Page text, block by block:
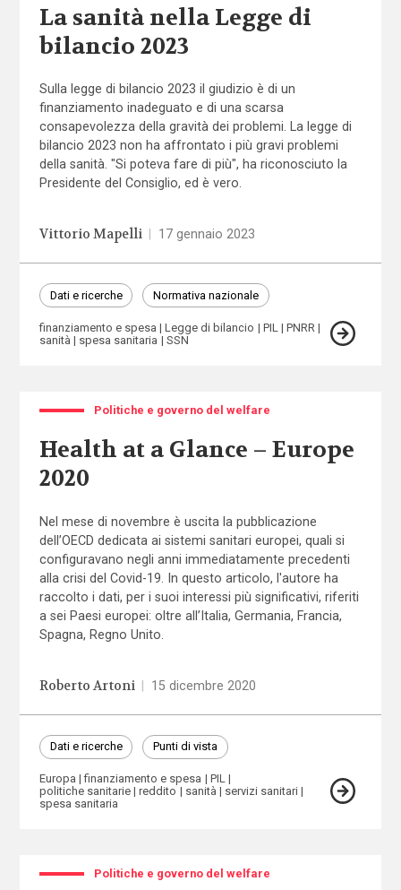
La sanità nella Legge di
bilancio 2023
Sulla legge di bilancio 2023 il giudizio è di un
finanziamento inadeguato e di una scarsa
consapevolezza della gravità dei problemi. La legge di
bilancio 2023 non ha affrontato i più gravi problemi
della sanità. "Si poteva fare di più", ha riconosciuto la
Presidente del Consiglio, ed è vero.
Vittorio Mapelli 17 gennaio 2023
Dati e ricerche Normativa nazionale
finanziamento e spesa Legge di bilancio PIL
PNRR
sanità
spesa sanitaria SSN
Politiche e governo del welfare
Health at a Glance – Europe
2020
Nel mese di novembre è uscita la pubblicazione
dell’OECD dedicata ai sistemi sanitari europei, quali si
configuravano negli anni immediatamente precedenti
alla crisi del Covid-19. In questo articolo, l'autore ha
raccolto i dati, per i suoi interessi più significativi, riferiti
a sei Paesi europei: oltre all’Italia, Germania, Francia,
Spagna, Regno Unito.
Roberto Artoni 15 dicembre 2020
Dati e ricerche Punti di vista
Europa finanziamento e spesa
PIL
politiche sanitarie
reddito sanità
servizi sanitari
spesa sanitaria
Politiche e governo del welfare